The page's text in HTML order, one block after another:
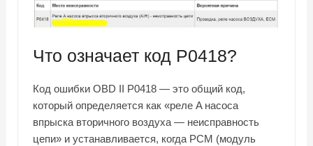
Что означает код P0418?
Код ошибки OBD II P0418 — это общий код,
который определяется как «реле A насоса
впрыска вторичного воздуха — неисправность
цепи» и устанавливается, когда PCM (модуль